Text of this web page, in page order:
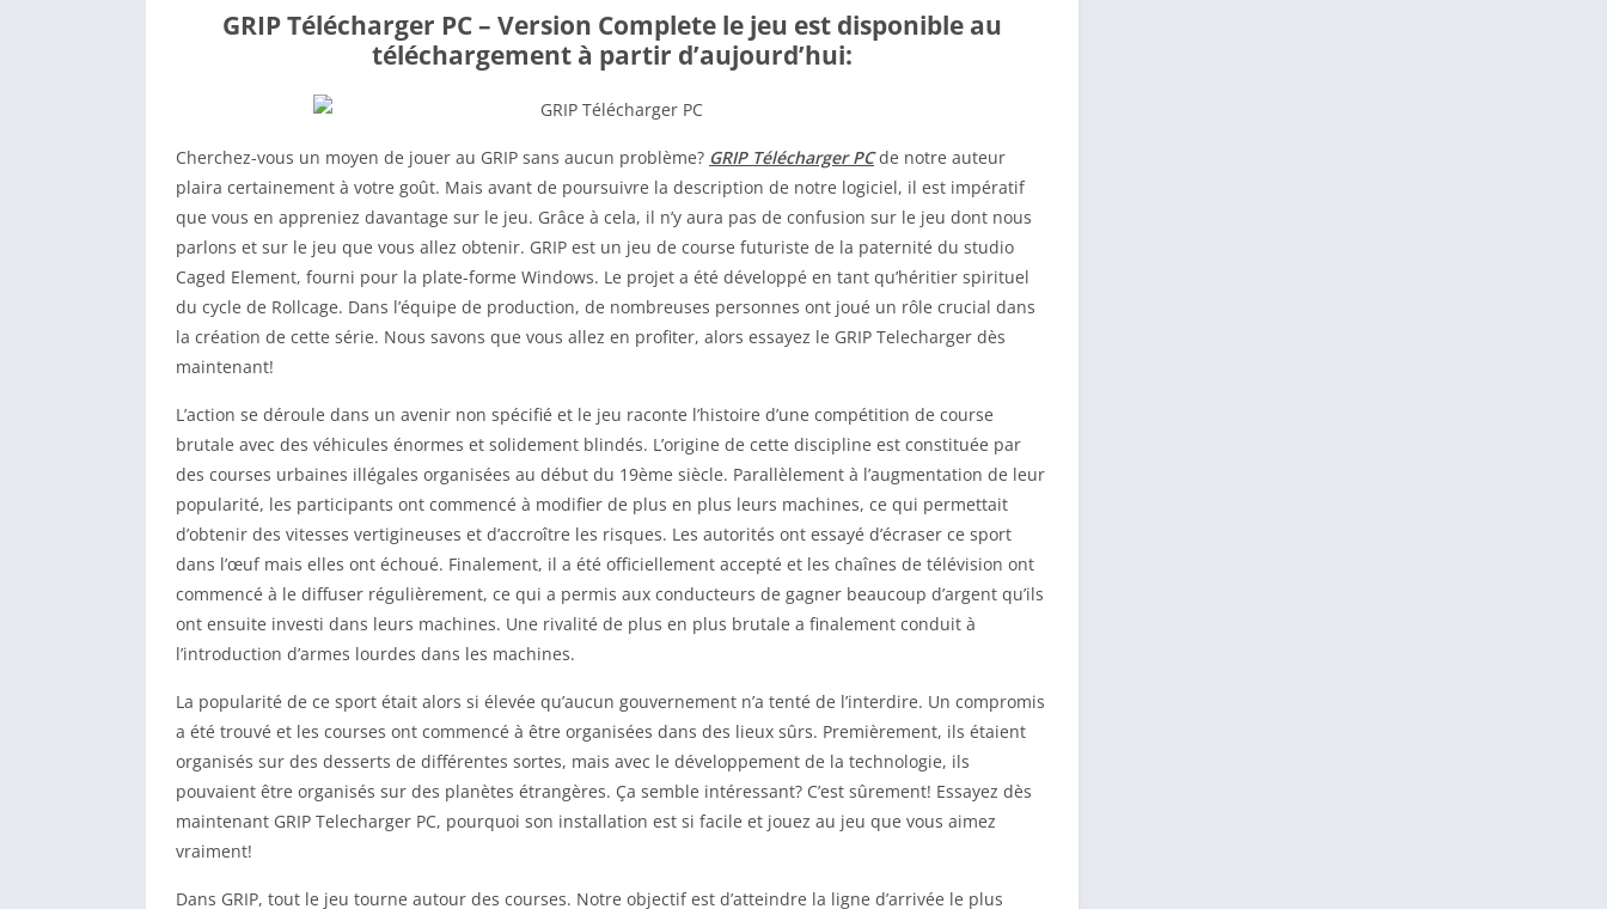
GRIP Télécharger PC – Version Complete le jeu est disponible au
téléchargement à partir d’aujourd’hui:
Cherchez-vous un moyen de jouer au GRIP sans aucun problème? GRIP Télécharger PCde notre auteur
plaira certainement à votre goût. Mais avant de poursuivre la description de notre logiciel, il est impératif
que vous en appreniez davantage sur le jeu. Grâce à cela, il n’y aura pas de confusion sur le jeu dont nous
parlons et sur le jeu que vous allez obtenir. GRIP est un jeu de course futuriste de la paternité du studio
Caged Element, fourni pour la plate-forme Windows. Le projet a été développé en tant qu’héritier spirituel
du cycle de Rollcage. Dans l’équipe de production, de nombreuses personnes ont joué un rôle crucial dans
la création de cette série. Nous savons que vous allez en profiter, alors essayez le GRIP Telecharger dès
maintenant!
L’action se déroule dans un avenir non spécifié et le jeu raconte l’histoire d’une compétition de course
brutale avec des véhicules énormes et solidement blindés. L’origine de cette discipline est constituée par
des courses urbaines illégales organisées au début du 19ème siècle. Parallèlement à l’augmentation de leur
popularité, les participants ont commencé à modifier de plus en plus leurs machines, ce qui permettait
d’obtenir des vitesses vertigineuses et d’accroître les risques. Les autorités ont essayé d’écraser ce sport
dans l’œuf mais elles ont échoué. Finalement, il a été officiellement accepté et les chaînes de télévision ont
commencé à le diffuser régulièrement, ce qui a permis aux conducteurs de gagner beaucoup d’argent qu’ils
ont ensuite investi dans leurs machines. Une rivalité de plus en plus brutale a finalement conduit à
l’introduction d’armes lourdes dans les machines.
La popularité de ce sport était alors si élevée qu’aucun gouvernement n’a tenté de l’interdire. Un compromis
a été trouvé et les courses ont commencé à être organisées dans des lieux sûrs. Premièrement, ils étaient
organisés sur des desserts de différentes sortes, mais avec le développement de la technologie, ils
pouvaient être organisés sur des planètes étrangères. Ça semble intéressant? C’est sûrement! Essayez dès
maintenant GRIP Telecharger PC, pourquoi son installation est si facile et jouez au jeu que vous aimez
vraiment!
Dans GRIP, tout le jeu tourne autour des courses. Notre objectif est d’atteindre la ligne d’arrivée le plus